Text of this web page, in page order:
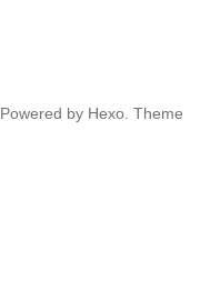
Powered byHexo. Theme